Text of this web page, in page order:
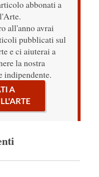
abbonati a
all'anno avrai
pubblicati sul
e ci aiuterai a
la nostra
indipendente.
A